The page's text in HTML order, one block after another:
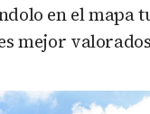
en el mapa
mejor